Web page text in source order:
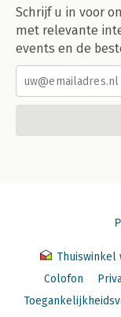
Schrijf u in voor
met relevante
events en de
Thuiswinkel
Colofon